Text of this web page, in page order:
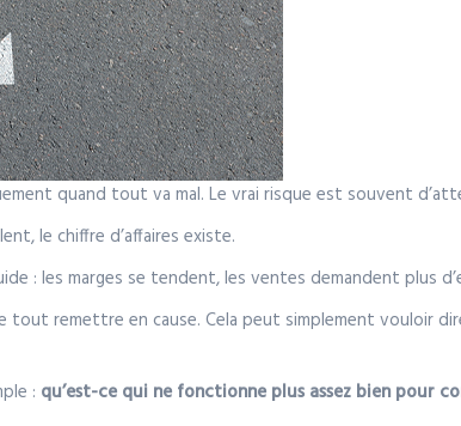
quand tout va mal. Le vrai risque est souvent
le chiffre d’affaires existe.
: les marges se tendent, les ventes demandent plus
tout remettre en cause. Cela peut simplement vouloir
: qu’est-ce qui ne fonctionne plus assez bien pour